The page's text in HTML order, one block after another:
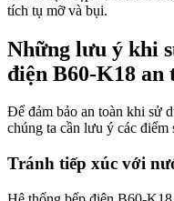
tích tụ mỡ và bụi.
Những lưu ý khi
điện B60-K18 an
Để đảm bảo an toàn khi sử
chúng ta cần lưu ý các điểm
Tránh tiếp xúc với